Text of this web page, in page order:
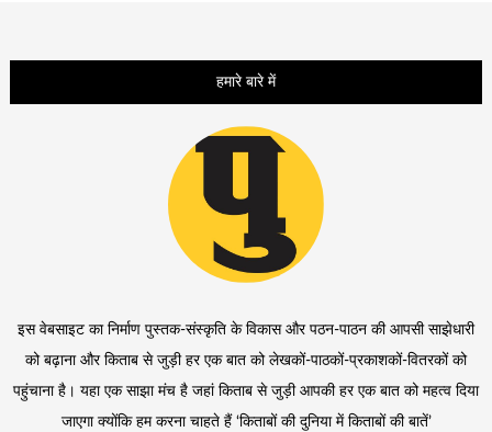
हमारे बारे में
इस वेबसाइट का निर्माण पुस्तक-संस्कृति के विकास और पठन-पाठन की आपसी साझेधारी
को बढ़ाना और किताब से जुड़ी हर एक बात को लेखकों-पाठकों-प्रकाशकों-वितरकों को
पहुंचाना है। यहा एक साझा मंच है जहां किताब से जुड़ी आपकी हर एक बात को महत्व दिया
जाएगा क्योंकि हम करना चाहते हैं ‘किताबों की दुनिया में किताबों की बातें’